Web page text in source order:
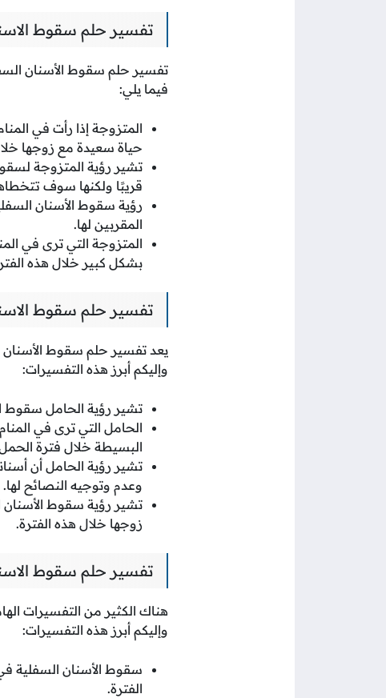
تفسير حلم سقوط
تفسير حلم سقوط الأسنان
فيما يلي:
المتزوجة إذا رأت في
حياة سعيدة مع زوجها
تشير رؤية المتزوجة
قريبًا ولكنها سوف
رؤية سقوط الأسنان
المقربين لها.
المتزوجة التي ترى في
بشكل كبير خلال هذه
تفسير حلم سقوط
يعد تفسير حلم سقوط الأسنان
وإليكم أبرز هذه التفسيرات:
تشير رؤية الحامل سقوط
الحامل التي ترى في
البسيطة خلال فترة
تشير رؤية الحامل أن
وعدم وتوجيه النصائح لها.
تشير رؤية سقوط الأسنان
زوجها خلال هذه الفترة.
تفسير حلم سقوط
هناك الكثير من التفسيرات
وإليكم أبرز هذه التفسيرات:
سقوط الأسنان السفلية
الفترة.